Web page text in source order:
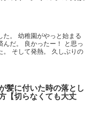
た。 幼稚園がやっと始まる
んだ。 良かったー！ と思っ
。 そして発熱。 久しぶりの
髪に付いた時の落とし
【切らなくても大丈